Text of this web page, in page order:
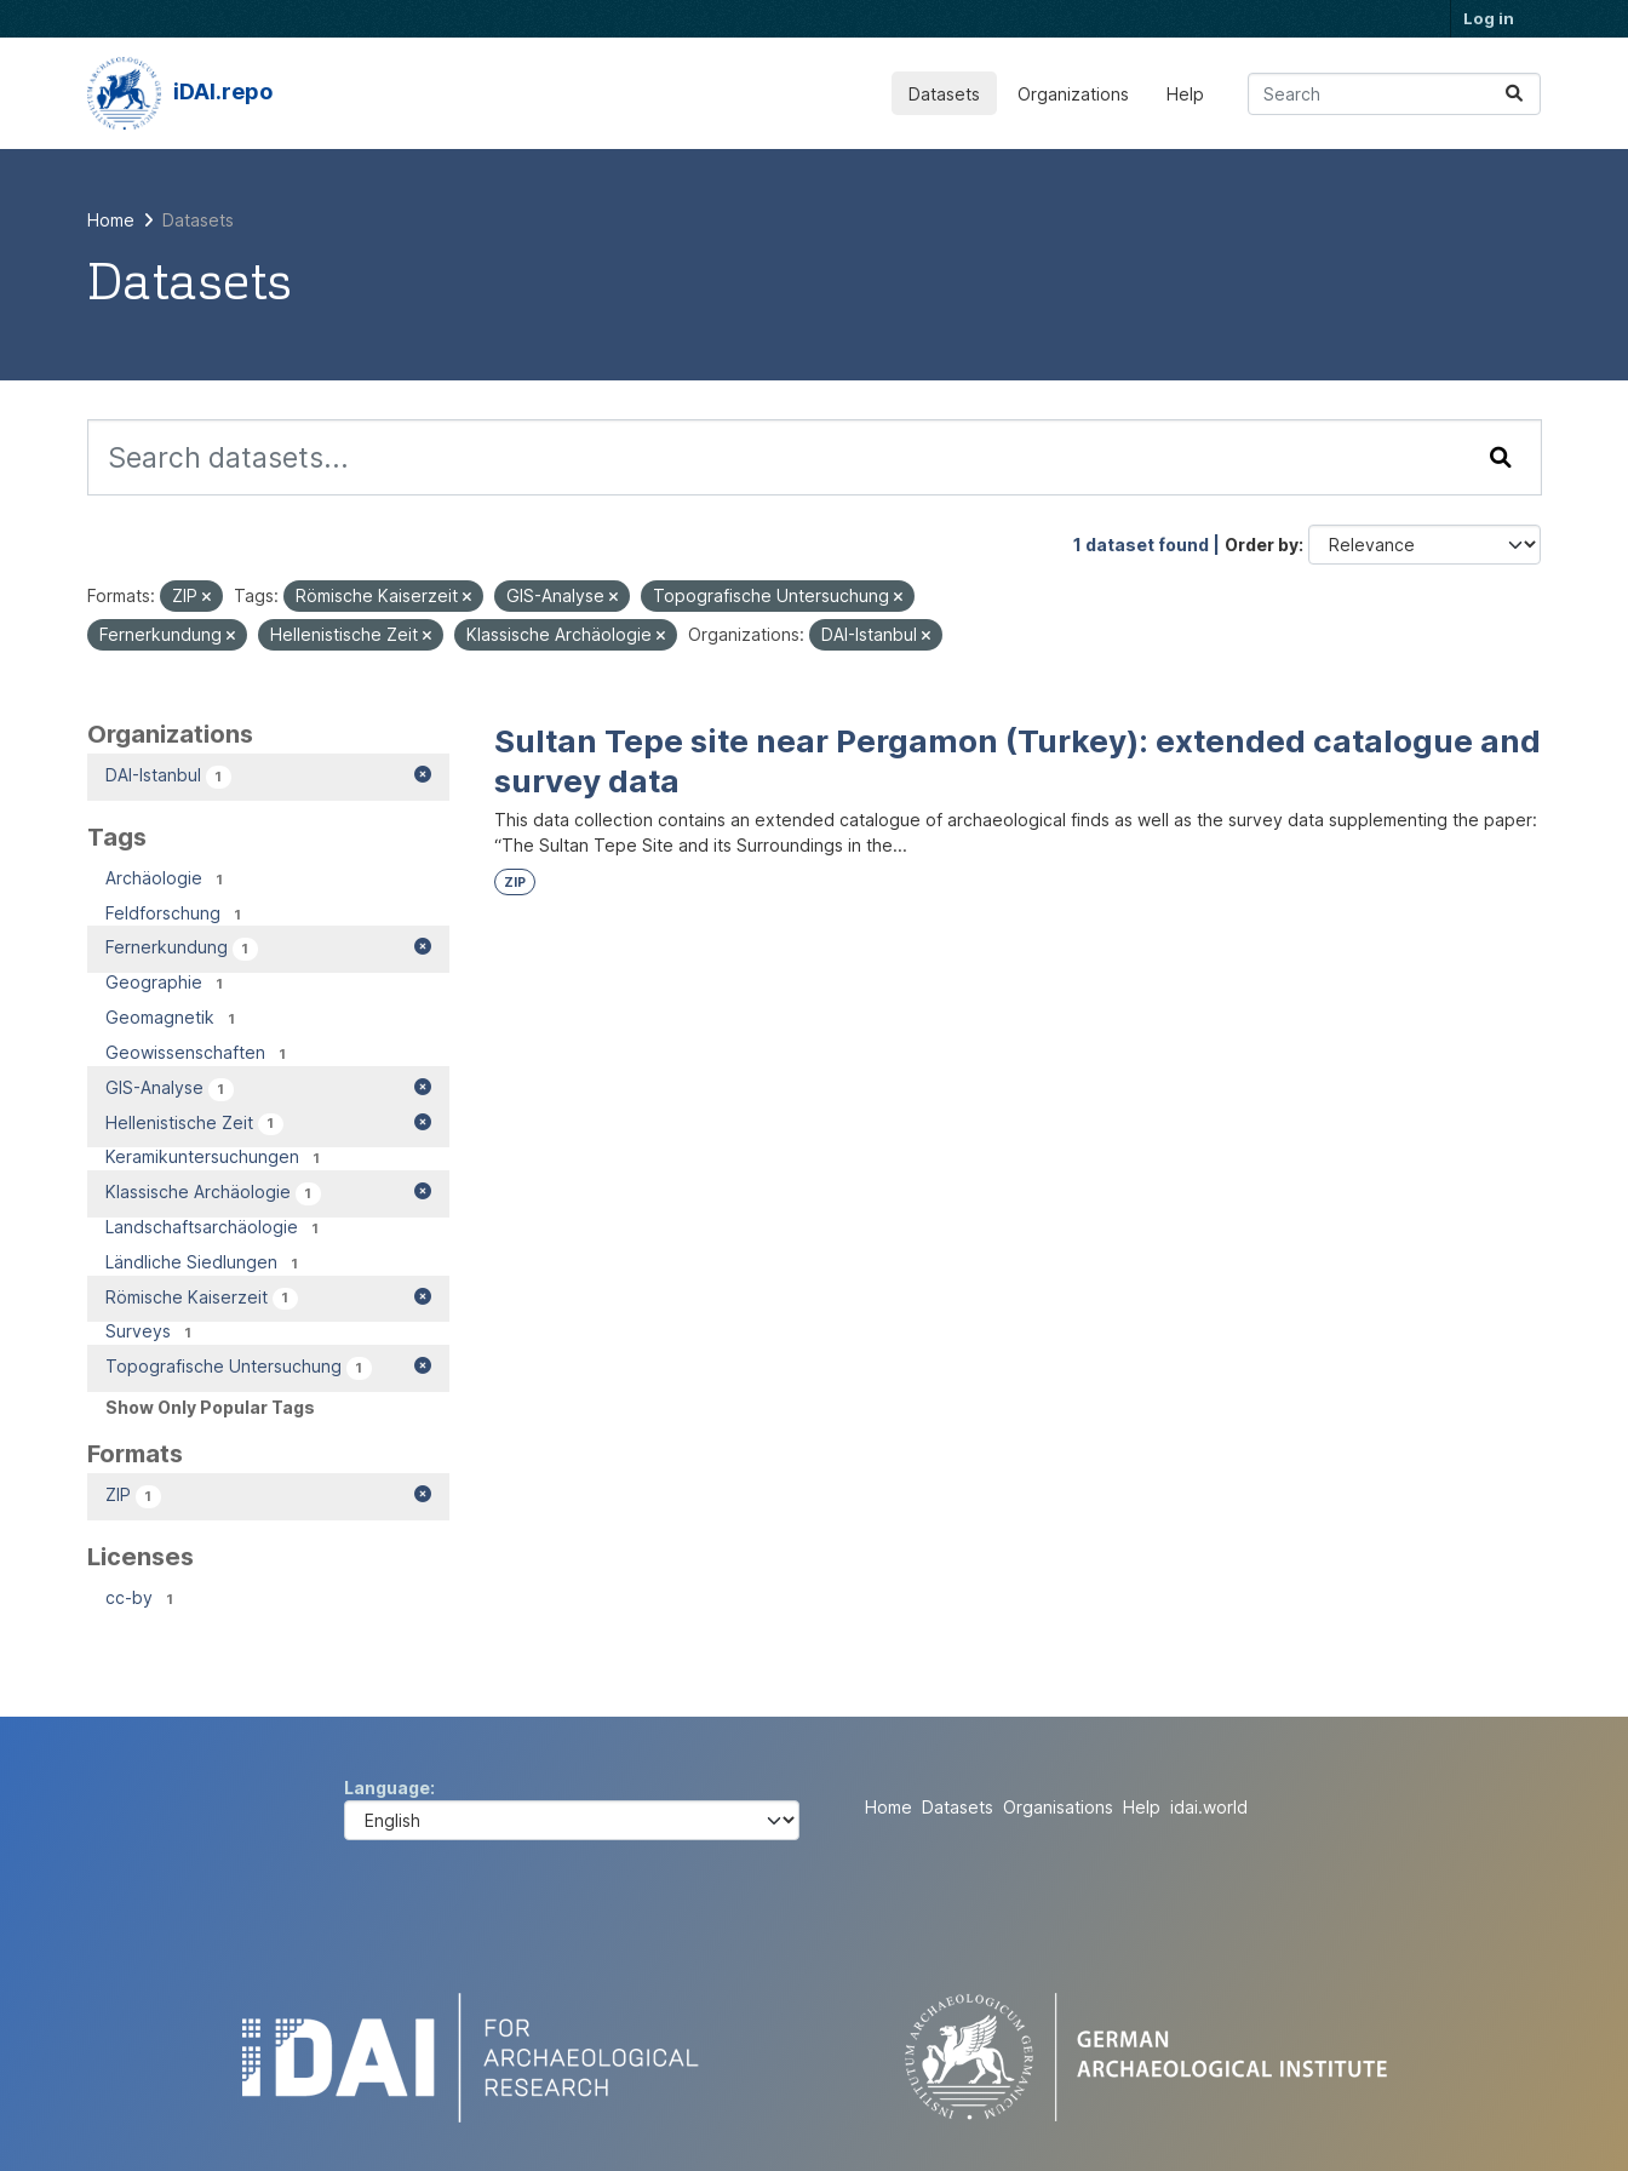
Log in
iDAI.repo Datasets Organizations Help
Home Datasets
Datasets
1 dataset found | Order by
Formats: ZIP Tags: Römische Kaiserzeit GIS-Analyse
Topografische Untersuchung
Fernerkundung
Hellenistische Zeit Klassische Archäologie Organizations: DAI-Istanbul
Organizations
DAI-Istanbul 1
Tags
Archäologie 1
Feldforschung 1
Fernerkundung 1
Geographie 1
Geomagnetik 1
Geowissenschaften 1
GIS-Analyse 1
Hellenistische Zeit 1
Keramikuntersuchungen 1
Klassische Archäologie 1
Landschaftsarchäologie 1
Ländliche Siedlungen 1
Römische Kaiserzeit 1
Surveys 1
Topografische Untersuchung 1
Show Only Popular Tags
Formats
ZIP 1
Licenses
cc-by 1
Sultan Tepe site near Pergamon (Turkey): extended catalogue and
survey data
This data collection contains an extended catalogue of archaeological finds as well as the survey data supplementing the paper:
“The Sultan Tepe Site and its Surroundings in the...
ZIP
Language
Home Datasets Organisations Help idai.world